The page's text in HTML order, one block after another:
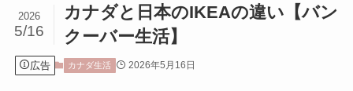
カナダと日本のIKEAの違い【バン
クーバー生活】
2026
5/16
広告 カナダ生活 2026年5月16日